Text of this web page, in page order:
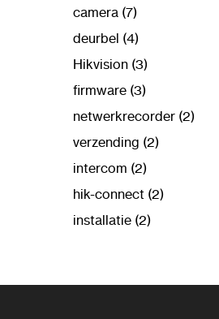
camera (7)
deurbel (4)
Hikvision (3)
firmware (3)
netwerkrecorder (2)
verzending (2)
intercom (2)
hik-connect (2)
installatie (2)